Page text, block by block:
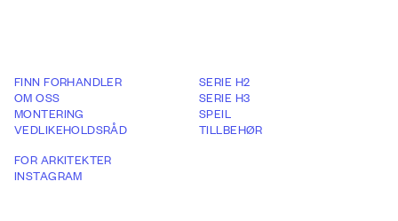
FINN FORHANDLER
OM OSS
MONTERING
VEDLIKEHOLDSRÅD
FOR ARKITEKTER
INSTAGRAM
SERIE H2
SERIE H3
SPEIL
TILLBEHØR